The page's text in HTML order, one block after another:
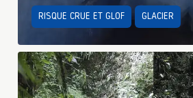
RISQUE CRUE ET GLOF GLACIER